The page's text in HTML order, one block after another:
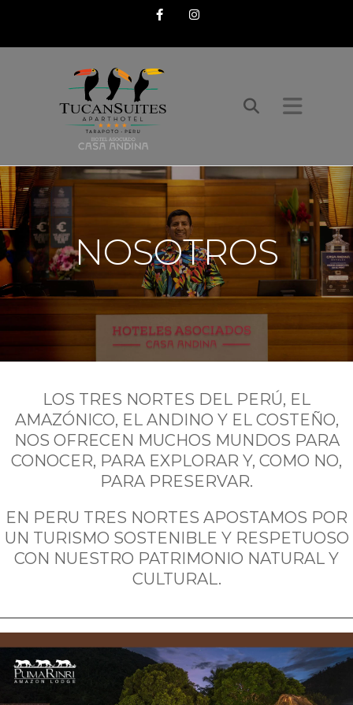
FacebookInstagram
NOSOTROS
LOS TRES NORTES DEL PERÚ, EL
AMAZÓNICO, EL ANDINO Y EL COSTEÑO,
NOS OFRECEN MUCHOS MUNDOS PARA
CONOCER, PARA EXPLORAR Y, COMO NO,
PARA PRESERVAR.
EN PERU TRES NORTES APOSTAMOS POR
UN TURISMO SOSTENIBLE Y RESPETUOSO
CON NUESTRO PATRIMONIO NATURAL Y
CULTURAL.